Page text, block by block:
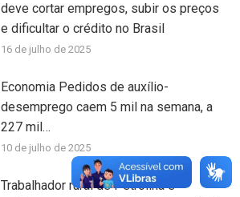
deve cortar empregos, subir os preços
e dificultar o crédito no Brasil
16 de julho de 2025
Economia Pedidos de auxílio-
desemprego caem 5 mil na semana, a
227 mil…
10 de julho de 2025
Trabalhador rural de Petrolina e